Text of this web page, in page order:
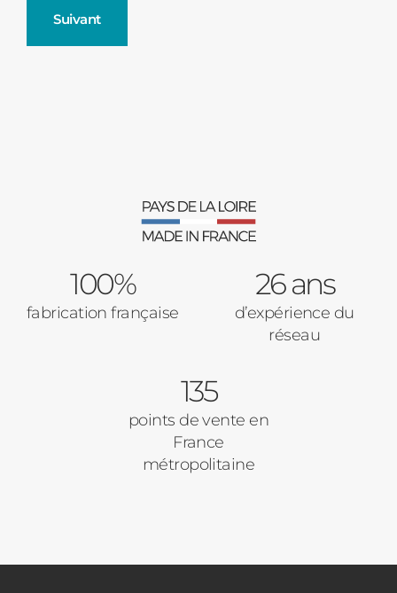
Suivant
Verrière intérieures
Baies Vitrées
Volets Roulants
Pergolas
Pavillon
100%
fabrication française
26 ans
d’expérience du
réseau
135
points de vente en
France
métropolitaine